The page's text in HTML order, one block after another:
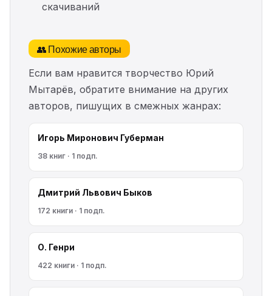
скачиваний
👥 Похожие авторы
Если вам нравится творчество Юрий
Мытарёв, обратите внимание на других
авторов, пишущих в смежных жанрах:
Игорь Миронович Губерман
38 книг · 1 подп.
Дмитрий Львович Быков
172 книги · 1 подп.
О. Генри
422 книги · 1 подп.